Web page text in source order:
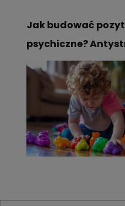
Jak budować
psychiczne?